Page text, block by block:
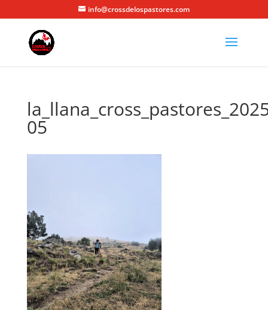
info@crossdelospastores.com
05